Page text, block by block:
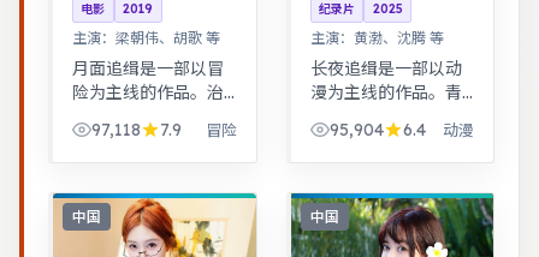
电影 2019
主演： 梁朝伟、胡歌 等
月面追缉是一部以冒
险为主线的作品。治
愈系日常流，节奏舒
缓，适合放松解压观
看。黑色幽默包裹社
会寓言，荒诞中见真
实。
97,118 7.9 冒险
纪录片 2025
主演： 黄渤、沈腾 等
长夜追缉是一部以动
漫为主线的作品。青
春群像刻画校园与初
入社会的迷茫，细腻
温暖。黑色幽默包裹
社会寓言，荒诞中见
真实。
95,904 6.4 动漫
中国 中国